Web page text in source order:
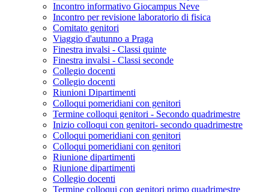
Incontro informativo Giocampus Neve
Incontro per revisione laboratorio di fisica
Comitato genitori
Viaggio d'autunno a Praga
Finestra invalsi - Classi quinte
Finestra invalsi - Classi seconde
Collegio docenti
Collegio docenti
Riunioni Dipartimenti
Colloqui pomeridiani con genitori
Termine colloqui genitori - Secondo quadrimestre
Inizio colloqui con genitori- secondo quadrimestre
Colloqui pomeridiani con genitori
Colloqui pomeridiani con genitori
Riunione dipartimenti
Riunione dipartimenti
Collegio docenti
Termine colloqui con genitori primo quadrimestre